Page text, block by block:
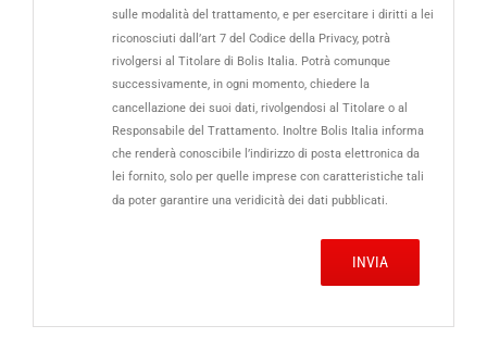
sulle modalità del trattamento, e per esercitare i diritti a lei
riconosciuti dall’art 7 del Codice della Privacy, potrà
rivolgersi al Titolare di Bolis Italia. Potrà comunque
successivamente, in ogni momento, chiedere la
cancellazione dei suoi dati, rivolgendosi al Titolare o al
Responsabile del Trattamento. Inoltre Bolis Italia informa
che renderà conoscibile l’indirizzo di posta elettronica da
lei fornito, solo per quelle imprese con caratteristiche tali
da poter garantire una veridicità dei dati pubblicati.